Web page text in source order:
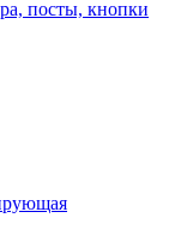
посты, кнопки